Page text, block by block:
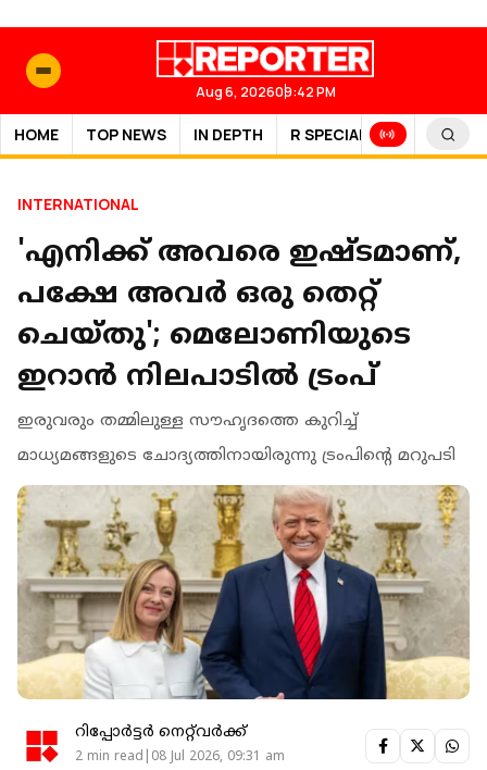
Aug 6, 202609:42 PM
HOME TOP NEWS IN DEPTH R SPECIAL SPORTS
INTERNATIONAL
'എനിക്ക് അവരെ ഇഷ്ടമാണ്,
പക്ഷേ അവർ ഒരു തെറ്റ്
ചെയ്തു'; മെലോണിയുടെ
ഇറാൻ നിലപാടിൽ ട്രംപ്
ഇരുവരും തമ്മിലുള്ള സൗഹൃദത്തെ കുറിച്ച്
മാധ്യമങ്ങളുടെ ചോദ്യത്തിനായിരുന്നു ട്രംപിന്റെ മറുപടി
റിപ്പോർട്ടർ നെറ്റ്‌വര്‍ക്ക്‌
2 min read|08 Jul 2026, 09:31 am